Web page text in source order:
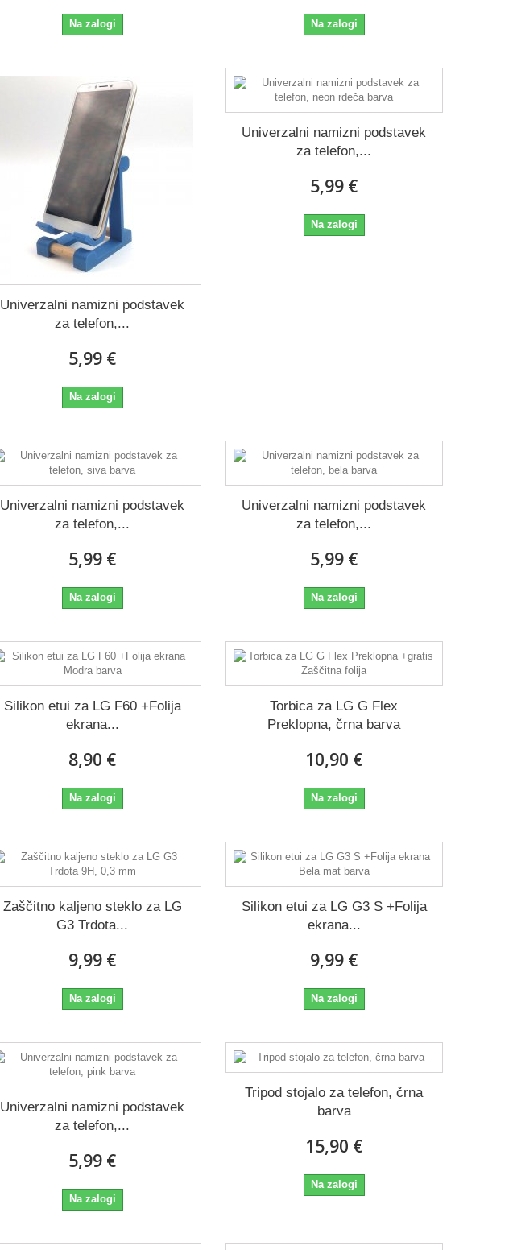
Na zalogi Na zalogi
Univerzalni namizni podstavek
za telefon,...
5,99 €
Na zalogi
Univerzalni namizni podstavek
za telefon,...
5,99 €
Na zalogi
Univerzalni namizni podstavek
za telefon,...
5,99 €
Na zalogi
Univerzalni namizni podstavek
za telefon,...
5,99 €
Na zalogi
Silikon etui za LG F60 +Folija
ekrana...
8,90 €
Na zalogi
Torbica za LG G Flex
Preklopna, črna barva
10,90 €
Na zalogi
Zaščitno kaljeno steklo za LG
G3 Trdota...
9,99 €
Na zalogi
Silikon etui za LG G3 S +Folija
ekrana...
9,99 €
Na zalogi
Univerzalni namizni podstavek
za telefon,...
5,99 €
Na zalogi
Tripod stojalo za telefon, črna
barva
15,90 €
Na zalogi